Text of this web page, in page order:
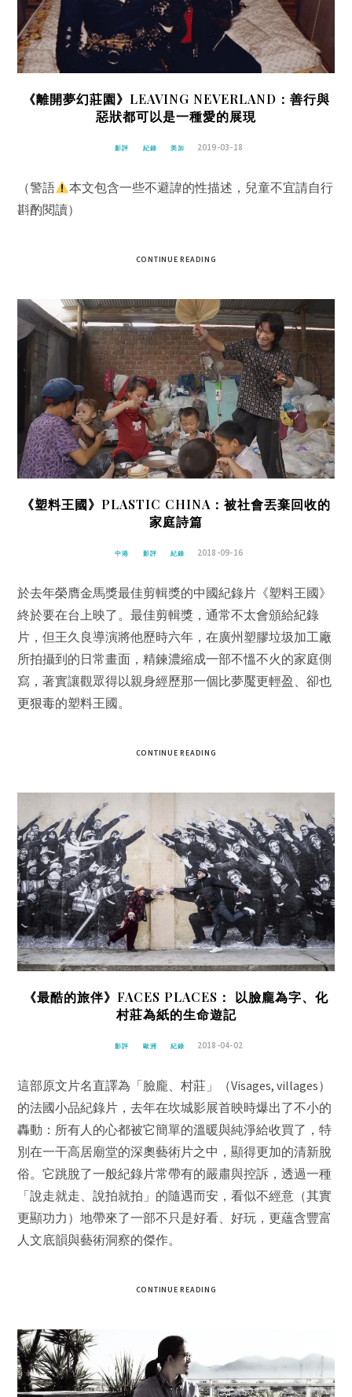
《離開夢幻莊園》LEAVING NEVERLAND：善行與
惡狀都可以是一種愛的展現
影評 紀錄 美加 2019-03-18
（警語
本文包含一些不避諱的性描述，兒童不宜請自行
斟酌閱讀）
CONTINUE READING
《塑料王國》PLASTIC CHINA：被社會丟棄回收的
家庭詩篇
中港 影評 紀錄 2018-09-16
於去年榮膺金馬獎最佳剪輯獎的中國紀錄片《塑料王國》
終於要在台上映了。最佳剪輯獎，通常不太會頒給紀錄
片，但王久良導演將他歷時六年，在廣州塑膠垃圾加工廠
所拍攝到的日常畫面，精鍊濃縮成一部不慍不火的家庭側
寫，著實讓觀眾得以親身經歷那一個比夢魘更輕盈、卻也
更狠毒的塑料王國。
CONTINUE READING
《最酷的旅伴》FACES PLACES： 以臉龐為字、化
村莊為紙的生命遊記
影評 歐洲 紀錄 2018-04-02
這部原文片名直譯為「臉龐、村莊」（Visages, villages）
的法國小品紀錄片，去年在坎城影展首映時爆出了不小的
轟動：所有人的心都被它簡單的溫暖與純淨給收買了，特
別在一干高居廟堂的深奧藝術片之中，顯得更加的清新脫
俗。它跳脫了一般紀錄片常帶有的嚴肅與控訴，透過一種
「說走就走、說拍就拍」的隨遇而安，看似不經意（其實
更顯功力）地帶來了一部不只是好看、好玩，更蘊含豐富
人文底韻與藝術洞察的傑作。
CONTINUE READING